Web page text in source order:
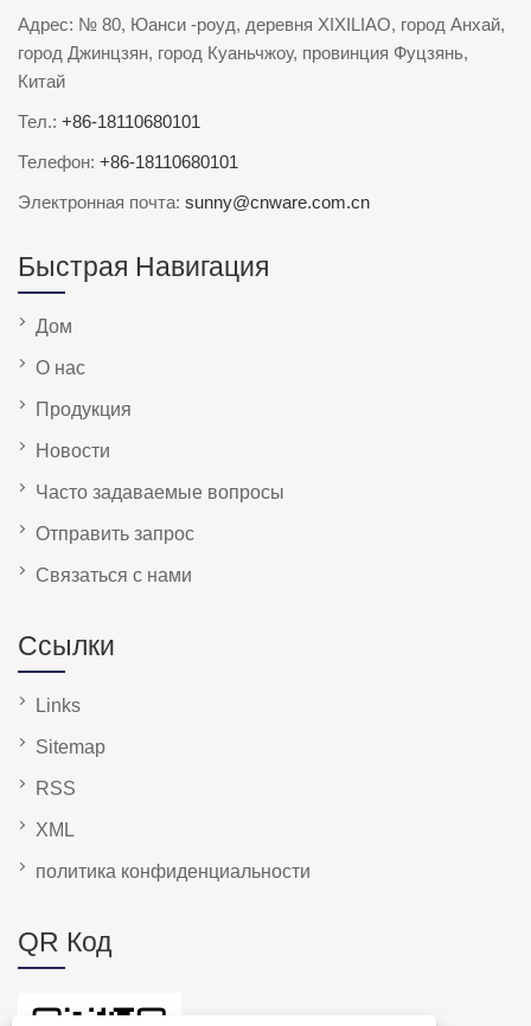
Адрес: № 80, Юанси -роуд, деревня XIXILIAO, город Анхай,
город Джинцзян, город Куаньчжоу, провинция Фуцзянь,
Китай
Тел.: +86-18110680101
Телефон: +86-18110680101
Электронная почта: sunny@cnware.com.cn
Быстрая Навигация
Дом
О нас
Продукция
Новости
Часто задаваемые вопросы
Отправить запрос
Связаться с нами
Ссылки
Links
Sitemap
RSS
XML
политика конфиденциальности
QR Код